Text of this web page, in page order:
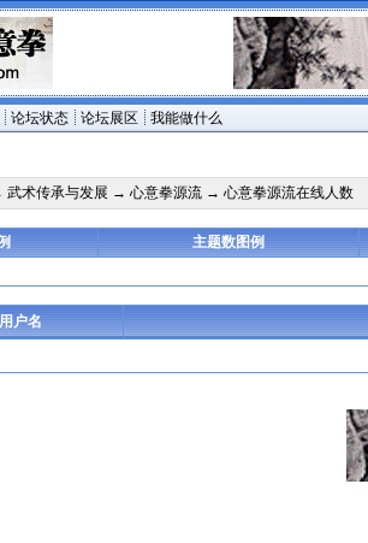
论坛状态 论坛展区 我能做什么
武术传承与发展 →心意拳源流 → 心意拳源流在线人数
主题数图例
户名